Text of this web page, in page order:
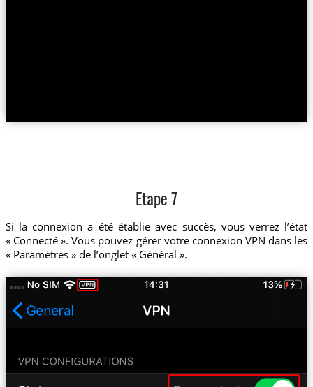
Etape 7
Si la connexion a été établie avec succès, vous verrez l’état
« Connecté ». Vous pouvez gérer votre connexion VPN dans les
« Paramètres » de l’onglet « Général ».